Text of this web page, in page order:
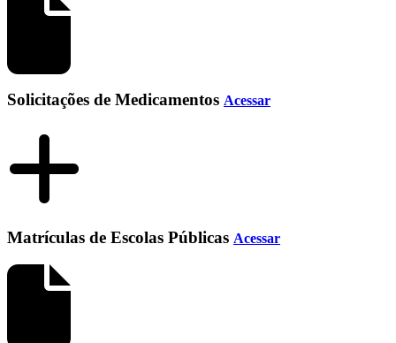
Solicitações de Medicamentos Acessar
Matrículas de Escolas Públicas Acessar